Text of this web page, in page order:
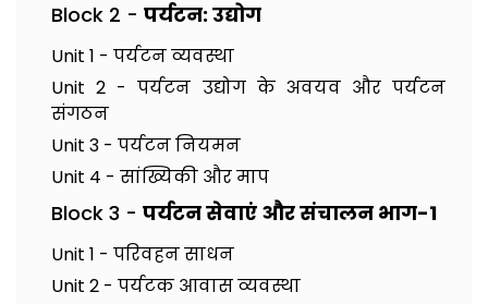
Block 2 - पर्यटन: उद्योग
Unit 1 - पर्यटन व्यवस्था
Unit 2 - पर्यटन उद्योग के अवयव और पर्यटन
संगठन
Unit 3 - पर्यटन नियमन
Unit 4 - सांख्यिकी और माप
Block 3 - पर्यटन सेवाएं और संचालन भाग-1
Unit 1 - परिवहन साधन
Unit 2 - पर्यटक आवास व्यवस्था